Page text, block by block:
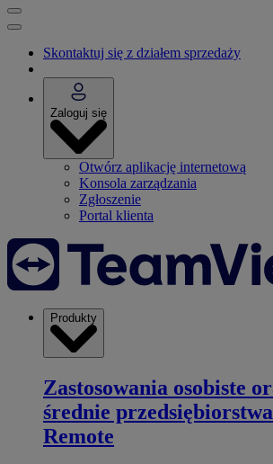
Skontaktuj się z działem sprzedaży
Zaloguj się
Otwórz aplikację internetową
Konsola zarządzania
Zgłoszenie
Portal klienta
Produkty
Zastosowania osobiste
średnie przedsiębiorstwa
Remote